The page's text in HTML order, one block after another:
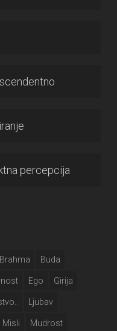
percepcija
Brahma Buda
Ego Girija
Ljubav
Misli Mudrost